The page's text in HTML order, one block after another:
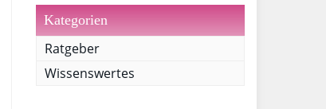
Kategorien
Ratgeber
Wissenswertes